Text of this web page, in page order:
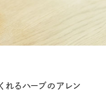
れるハーブのアレン